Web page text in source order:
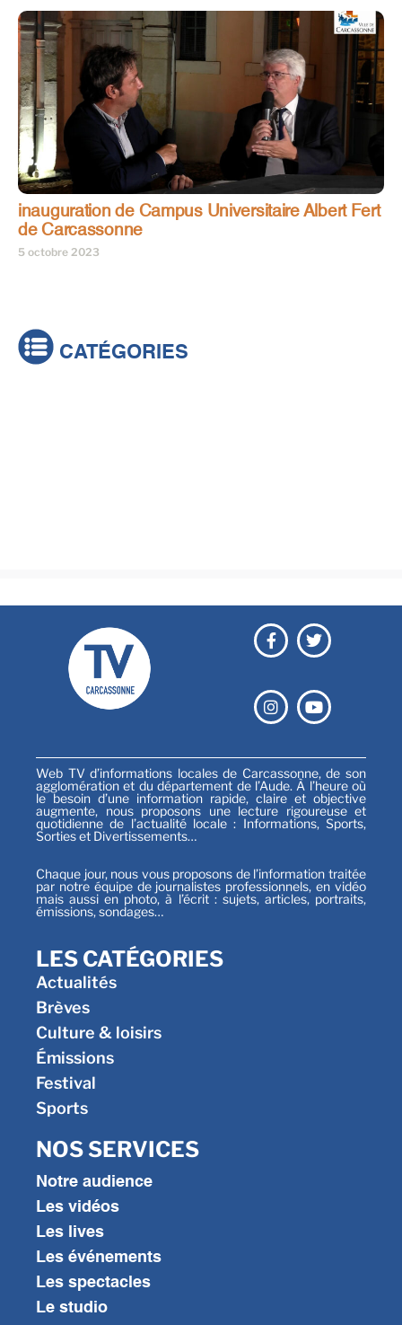
inauguration de Campus Universitaire Albert Fert
de Carcassonne
5 octobre 2023
CATÉGORIES
Web TV d’informations locales de Carcassonne, de son
agglomération et du département de l’Aude. À l’heure où
le besoin d’une information rapide, claire et objective
augmente, nous proposons une lecture rigoureuse et
quotidienne de l’actualité locale : Informations, Sports,
Sorties et Divertissements…
Chaque jour, nous vous proposons de l’information traitée
par notre équipe de journalistes professionnels, en vidéo
mais aussi en photo, à l’écrit : sujets, articles, portraits,
émissions, sondages…
LES CATÉGORIES
Actualités
Brèves
Culture & loisirs
Émissions
Festival
Sports
NOS SERVICES
Notre audience
Les vidéos
Les lives
Les événements
Les spectacles
Le studio